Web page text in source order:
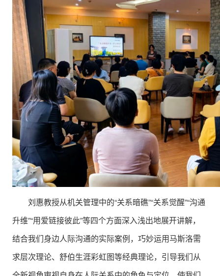
刘惠教授从机关管理中的“关系暗礁”“关系觉醒”“沟通
升维”“用爱链接彼此”等四个方面深入浅出地展开讲解，
结合我们身边人际沟通的实际案例，巧妙运用马斯洛需
求层次理论、舒伯生涯彩虹图等经典理论，引导我们从